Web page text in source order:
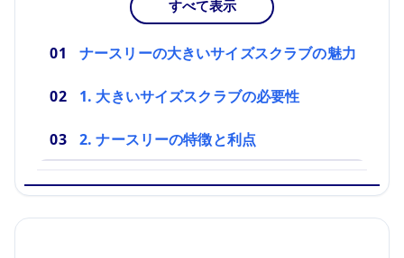
すべて表示
ナースリーの大きいサイズスクラブの魅力
1. 大きいサイズスクラブの必要性
2. ナースリーの特徴と利点